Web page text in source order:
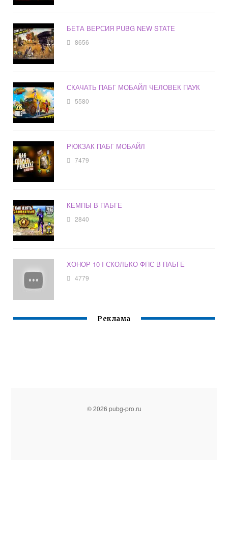
БЕТА ВЕРСИЯ PUBG NEW STATE
8656
СКАЧАТЬ ПАБГ МОБАЙЛ ЧЕЛОВЕК ПАУК
5580
РЮКЗАК ПАБГ МОБАЙЛ
7479
КЕМПЫ В ПАБГЕ
2840
ХОНОР 10 I СКОЛЬКО ФПС В ПАБГЕ
4779
Реклама
© 2026 pubg-pro.ru